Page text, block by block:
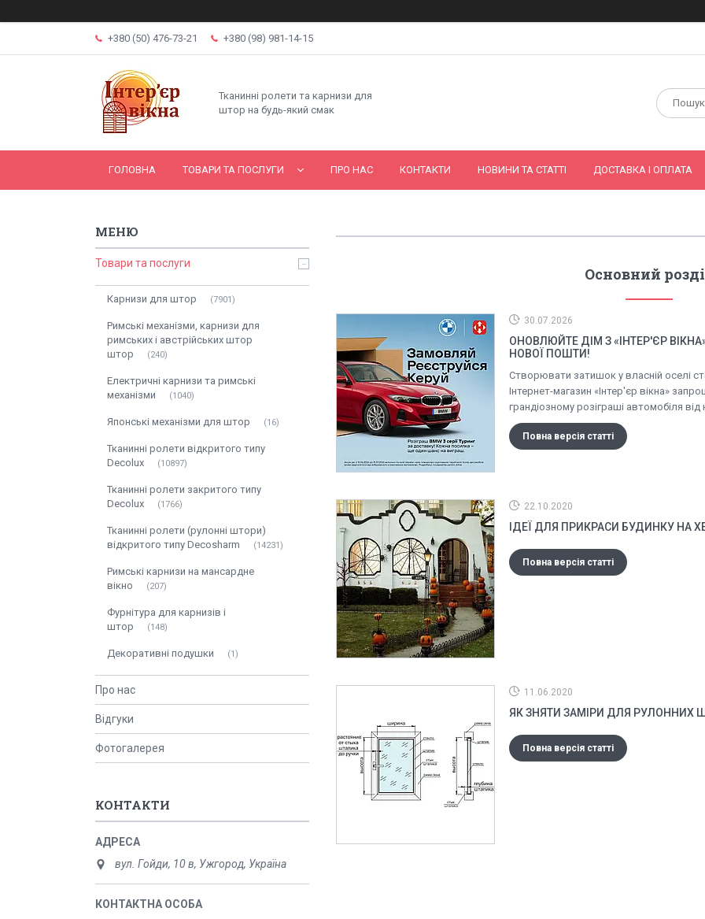
+380 (50) 476-73-21 +380 (98) 981-14-15
Тканинні ролети та карнизи для
штор на будь-який смак
ГОЛОВНА ТОВАРИ ТА ПОСЛУГИ ПРО НАС КОНТАКТИ НОВИНИ ТА СТАТТІ ДОСТАВКА І ОПЛАТА
Основний
30.07.2026
ОНОВЛЮЙТЕ ДІМ З «ІНТЕР'ЄР
НОВОЇ ПОШТИ!
Створювати затишок у власній оселі
Інтернет-магазин «Інтер'єр вікна»
грандіозному розіграші автомобіля
Повна версія статті
22.10.2020
ІДЕЇ ДЛЯ ПРИКРАСИ БУДИНКУ НА
Повна версія статті
11.06.2020
ЯК ЗНЯТИ ЗАМІРИ ДЛЯ РУЛОННИХ
Повна версія статті
Товари та послуги
Карнизи для штор 7901
Римські механізми, карнизи для
римських і австрійських штор
штор
240
Електричні карнизи та римські
механізми
1040
Японські механізми для штор 16
Тканинні ролети відкритого типу
Decolux
10897
Тканинні ролети закритого типу
Decolux
1766
Тканинні ролети (рулонні штори)
відкритого типу Decosharm
14231
Римські карнизи на мансардне
вікно
207
Фурнітура для карнизів і
штор
148
Декоративні подушки 1
Про нас
Відгуки
Фотогалерея
КОНТАКТИ
вул. Гойди, 10 в, Ужгород, Україна